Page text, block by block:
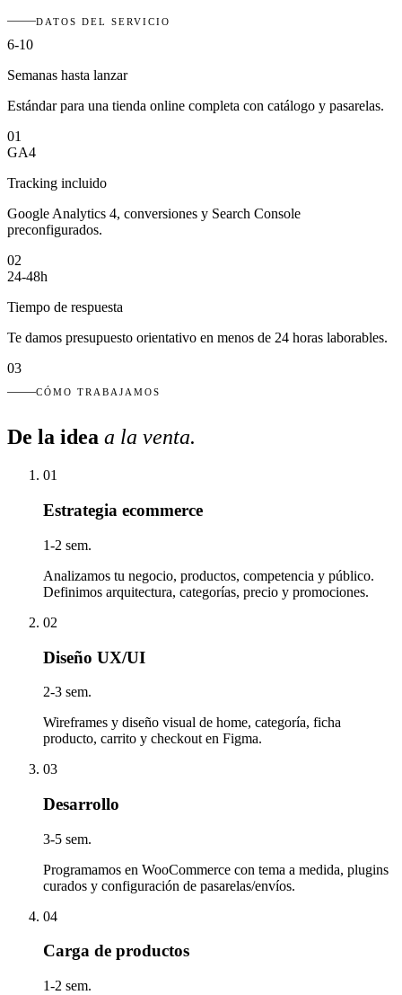
DATOS DEL SERVICIO
6-10
Semanas hasta lanzar
Estándar para una tienda online completa con catálogo y pasarelas.
01
GA4
Tracking incluido
Google Analytics 4, conversiones y Search Console
preconfigurados.
02
24-48h
Tiempo de respuesta
Te damos presupuesto orientativo en menos de 24 horas laborables.
03
CÓMO TRABAJAMOS
De la idea a la venta.
01
Estrategia ecommerce
1-2 sem.
Analizamos tu negocio, productos, competencia y público.
Definimos arquitectura, categorías, precio y promociones.
02
Diseño UX/UI
2-3 sem.
Wireframes y diseño visual de home, categoría, ficha
producto, carrito y checkout en Figma.
03
Desarrollo
3-5 sem.
Programamos en WooCommerce con tema a medida, plugins
curados y configuración de pasarelas/envíos.
04
Carga de productos
1-2 sem.